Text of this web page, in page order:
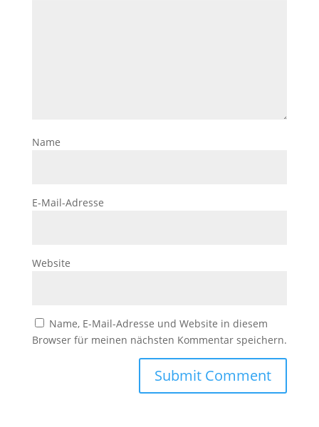
Name
E-Mail-Adresse
Website
Name, E-Mail-Adresse und Website in diesem
Browser für meinen nächsten Kommentar speichern.